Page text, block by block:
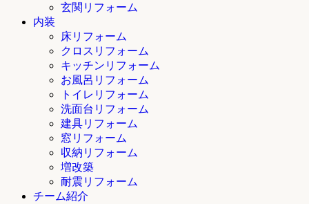
玄関リフォーム
内装
床リフォーム
クロスリフォーム
キッチンリフォーム
お風呂リフォーム
トイレリフォーム
洗面台リフォーム
建具リフォーム
窓リフォーム
収納リフォーム
増改築
耐震リフォーム
チーム紹介